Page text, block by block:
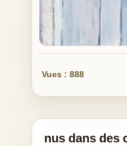
Vues : 888
nus dans des